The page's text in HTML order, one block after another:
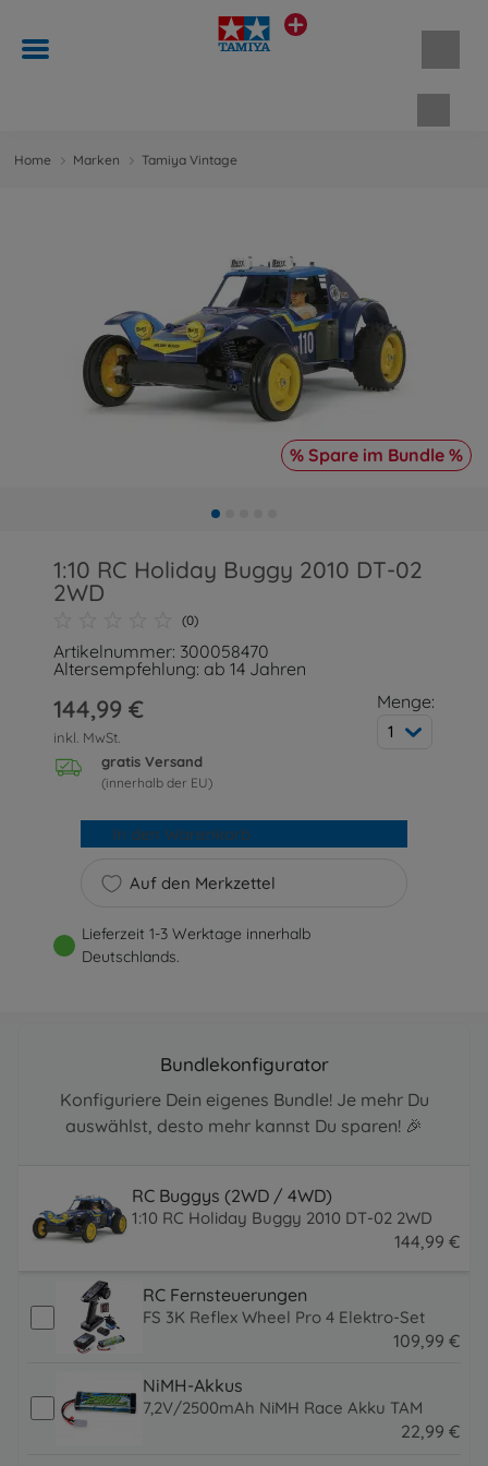
Home Marken Tamiya Vintage
% Spare im Bundle %
1:10 RC Holiday Buggy 2010 DT-02
2WD
(0)
Artikelnummer: 300058470
Altersempfehlung: ab 14 Jahren
144,99 €
inkl. MwSt.
gratis Versand
(innerhalb der EU)
Menge:
1
Auf den Merkzettel
In den Warenkorb
Lieferzeit 1-3 Werktage innerhalb
Deutschlands.
Bundlekonfigurator
Konfiguriere Dein eigenes Bundle! Je mehr Du
auswählst, desto mehr kannst Du sparen! 🎉
RC Buggys (2WD / 4WD)
1:10 RC Holiday Buggy 2010 DT-02 2WD
144,99 €
RC Fernsteuerungen
FS 3K Reflex Wheel Pro 4 Elektro-Set
109 99 €
NiMH-Akkus
7,2V/2500mAh NiMH Race Akku TAM
22,99 €